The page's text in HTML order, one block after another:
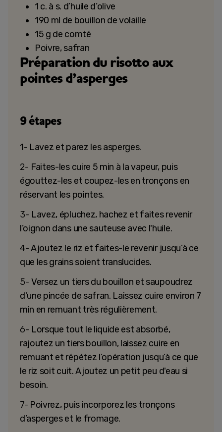
1 c. à s. d’huile d’olive
190 ml de bouillon de volaille
15 g de comté
Poivre, safran
Préparation du risotto aux
pointes d’asperges
9 étapes
1- Lavez et parez les asperges.
2- Faites-les cuire 5 min à la vapeur, puis
égouttez-les et coupez-les en tronçons en
réservant les pointes.
3- Lavez, épluchez, hachez et faites revenir
l’oignon dans une sauteuse avec l'huile.
4-Ajoutez le riz et faites-le revenir jusqu’à ce
que les grains soient translucides.
5-Versez un tiers du bouillon et saupoudrez
d'une pincée de safran. Laissez cuire environ 7
min en remuant très régulièrement.
6- Lorsque tout le liquide est absorbé,
rajoutez un tiers bouillon, laissez cuire en
remuant et répétez l’opération jusqu’à ce que
le riz soit cuit. Ajoutez un petit peu d'eau si
besoin.
7- Poivrez, puis incorporez les tronçons
d’asperges et le fromage.